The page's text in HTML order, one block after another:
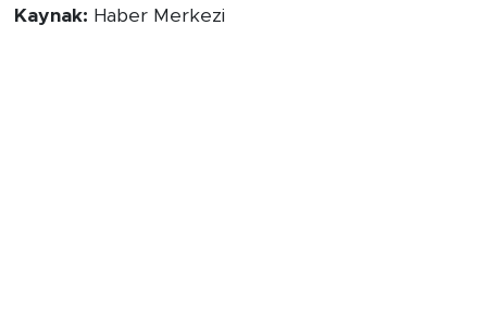
Kaynak: Haber Merkezi